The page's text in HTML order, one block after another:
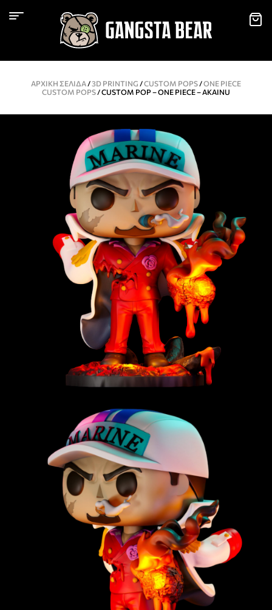
ΑΡΧΙΚΉ ΣΕΛΊΔΑ/3D PRINTING /CUSTOM POPS/ONE PIECE
CUSTOM POPS/ CUSTOM POP – ONE PIECE – AKAINU